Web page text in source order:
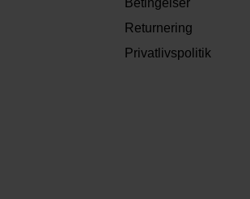
Betingelser
Returnering
Privatlivspolitik